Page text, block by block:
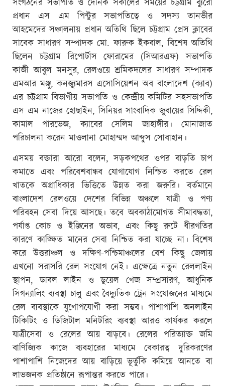
সংগঠনের সভাপতি ও দৈনিক সকালের সময়ের চট্টগ্রাম ব্যুরো
প্রধান এস এম পিন্টুর সভাপতিত্বে ও সদস্য তানভীর
আহমেদের সঞ্চালনায় প্রধান অতিথি ছিলে চট্টগ্রাম প্রেস ক্লাবের
সাবেক সাধারণ সম্পাদক মো. ফারুক ইকবাল, বিশেষ অতিথি
ছিলেন চট্টগ্রাম রিপোর্টাস ফোরামের (সিআরএফ) সভাপতি
কাজী আবুল মনসুর, রেলওয়ে শ্রমিকদলের সাধারণ সম্পাদক
এমআর মঞ্জু, কনজ্যুমারস এসোসিয়েশন অব বাংলাদেশ (ক্যাব)
এর চট্টগ্রাম বিভাগীয় সভাপতি ও কেন্দ্রীয় কমিটির সহসভাপতি
এস এম নাজের হোছাইন, সিনিয়র সাংবাদিক জুবায়ের সিদ্দিকী,
কামাল পারভেজ, ক্যাবের সেলিম জাহাঙ্গীর। মোনাজাত
পরিচালনা করেন মাওলানা মোহাম্মদ আব্দুস সোবাহান।
এসময় বক্তারা আরো বলেন, সড়কপথের ওপর বাড়তি চাপ
কমাতে এবং পরিবেশবান্ধব যোগাযোগ নিশ্চিত করতে রেল
খাতকে অগ্রাধিকার ভিত্তিতে উন্নত করা জরুরি। বর্তমানে
বাংলাদেশ রেলওয়ে দেশের বিভিন্ন অঞ্চলে যাত্রী ও পণ্য
পরিবহন সেবা দিয়ে আসছে। তবে অবকাঠামোগত সীমাবদ্ধতা,
পর্যাপ্ত কোচ ও ইঞ্জিনের অভাব, এবং কিছু রুটে ধীরগতির
কারণে কাঙ্ক্ষিত মানের সেবা নিশ্চিত করা যাচ্ছে না। বিশেষ
করে উত্তরাঞ্চল ও দক্ষিণ-পশ্চিমাঞ্চলের বেশ কিছু জেলায়
এখনো সরাসরি রেল সংযোগ নেই। এক্ষেত্রে নতুন রেললাইন
স্থাপন, ডাবল লাইন ও ডুয়েল গেজ সম্প্রসারণ, আধুনিক
সিগন্যালিং ব্যবস্থা চালু এবং বৈদ্যুতিক ট্রেন সংযোজনের মাধ্যমে
রেল ব্যবস্থাকে যুগোপযোগী করা সম্ভব। পাশাপাশি অনলাইন
টিকিটিং ও ডিজিটাল মনিটরিং ব্যবস্থা আরও কার্যকর করলে
যাত্রীসেবা ও রেলের আয় বাড়বে। রেলের পরিত্যাক্ত জমি
বাণিজ্যিক কাজে ব্যবহারের মাধ্যমে বেকারত্ব দুরিকরণের
পাশাপাশি নিজেদের আয় বাড়িয়ে ভূর্তুকি কমিয়ে আনতে বা
লাভজনক প্রতিষ্ঠানে রূপান্তর করতে পারে।